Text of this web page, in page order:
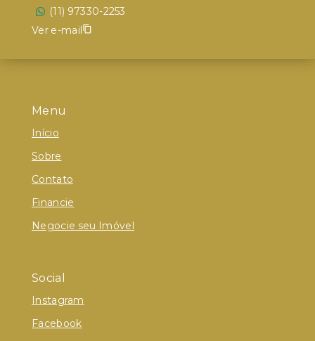
Menu
Início
Sobre
Contato
Financie
Negocie seu Imóvel
Social
Instagram
Facebook
(11) 97330-2253
Ver e-mail